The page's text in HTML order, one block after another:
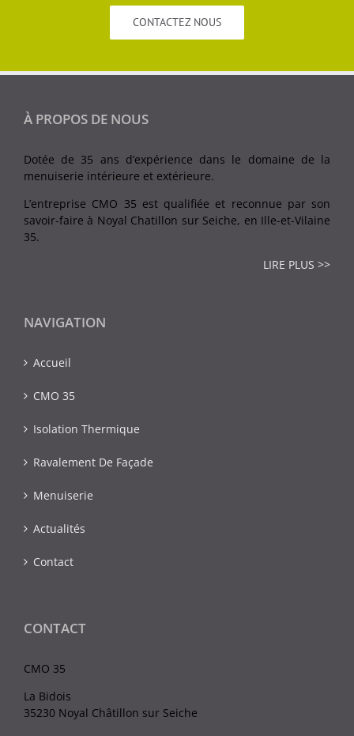
CONTACTEZ NOUS
À PROPOS DE NOUS
Dotée de 35 ans d’expérience dans le domaine de la
menuiserie intérieure et extérieure.
L’entreprise CMO 35 est qualifiée et reconnue par son
savoir-faire à Noyal Chatillon sur Seiche, en Ille-et-Vilaine
35.
LIRE PLUS >>
NAVIGATION
Accueil
CMO 35
Isolation Thermique
Ravalement De Façade
Menuiserie
Actualités
Contact
CONTACT
CMO 35
La Bidois
35230 Noyal Châtillon sur Seiche